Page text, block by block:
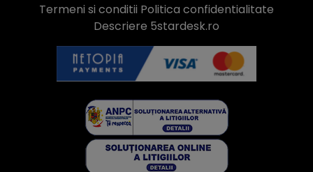
Termeni si conditii Politica confidentialitate
Descriere 5stardesk.ro